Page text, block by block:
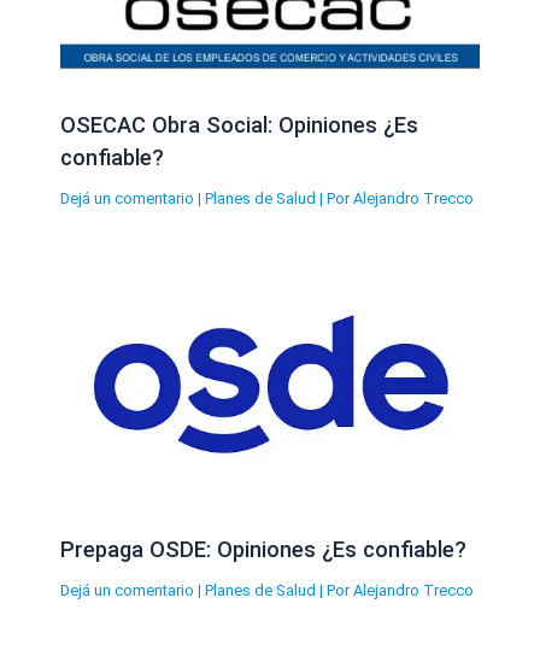
OSECAC Obra Social: Opiniones ¿Es
confiable?
Dejá un comentario | Planes de Salud | Por Alejandro Trecco
Prepaga OSDE: Opiniones ¿Es confiable?
Dejá un comentario | Planes de Salud | Por Alejandro Trecco